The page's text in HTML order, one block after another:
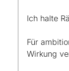
Ich halte
Für
Wirkung